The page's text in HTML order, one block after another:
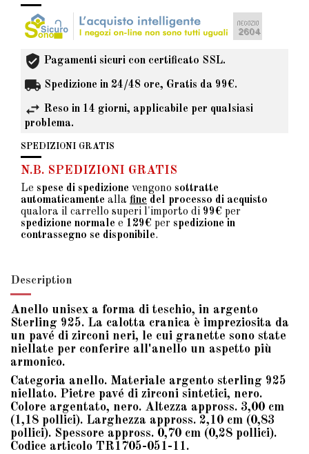
Pagamenti sicuri con certificato SSL.
Spedizione in 24/48 ore, Gratis da 99€.
Reso in 14 giorni, applicabile per qualsiasi
problema.
SPEDIZIONI GRATIS
N.B. SPEDIZIONI GRATIS
Le spese di spedizione vengono sottratte
automaticamente alla fine del processo di acquisto
qualora il carrello superi l'importo di 99€ per
spedizione normale e 129€ per spedizione in
contrassegno se disponibile.
Description
Anello unisex a forma di teschio, in argento
Sterling 925. La calotta cranica è impreziosita da
un pavé di zirconi neri, le cui granette sono state
niellate per conferire all'anello un aspetto più
armonico.
Categoria anello. Materiale argento sterling 925
niellato. Pietre pavé di zirconi sintetici, nero.
Colore argentato, nero. Altezza appross. 3,00 cm
(1,18 pollici). Larghezza appross. 2,10 cm (0,83
pollici). Spessore appross. 0,70 cm (0,28 pollici).
Codice articolo TR1705-051-11.